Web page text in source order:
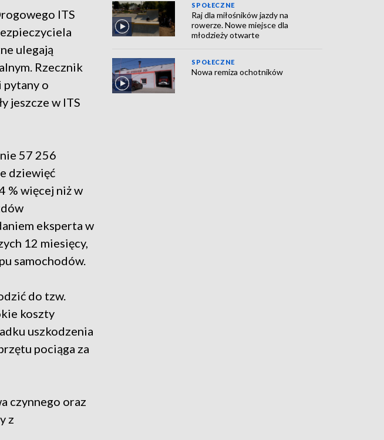
ITS
ulegają
Rzecznik
pytany o
jeszcze w ITS
57 256
dziewięć
% więcej niż w
eksperta w
12 miesięcy,
samochodów.
do tzw.
koszty
uszkodzenia
pociąga za
czynnego oraz
z
SPOŁECZNE
Raj dla miłośników jazdy na
rowerze. Nowe miejsce dla
młodzieży otwarte
SPOŁECZNE
Nowa remiza ochotników